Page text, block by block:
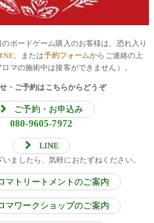
ボードゲーム購入のお客様は、恐れ入り
、または予約フォームからご連絡の上
マの施術中は接客ができません）。
・ご予約はこちらからどうぞ
ご予約・お申込み
080-9605-7972
LINE
ましたら、気軽におたずねください。
マトリートメントのご案内
マワークショップのご案内